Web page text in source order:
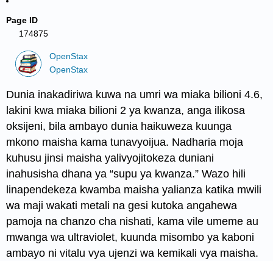
Page ID
174875
OpenStax
OpenStax
Dunia inakadiriwa kuwa na umri wa miaka bilioni 4.6,
lakini kwa miaka bilioni 2 ya kwanza, anga ilikosa
oksijeni, bila ambayo dunia haikuweza kuunga
mkono maisha kama tunavyoijua. Nadharia moja
kuhusu jinsi maisha yalivyojitokeza duniani
inahusisha dhana ya “supu ya kwanza.” Wazo hili
linapendekeza kwamba maisha yalianza katika mwili
wa maji wakati metali na gesi kutoka angahewa
pamoja na chanzo cha nishati, kama vile umeme au
mwanga wa ultraviolet, kuunda misombo ya kaboni
ambayo ni vitalu vya ujenzi wa kemikali vya maisha.